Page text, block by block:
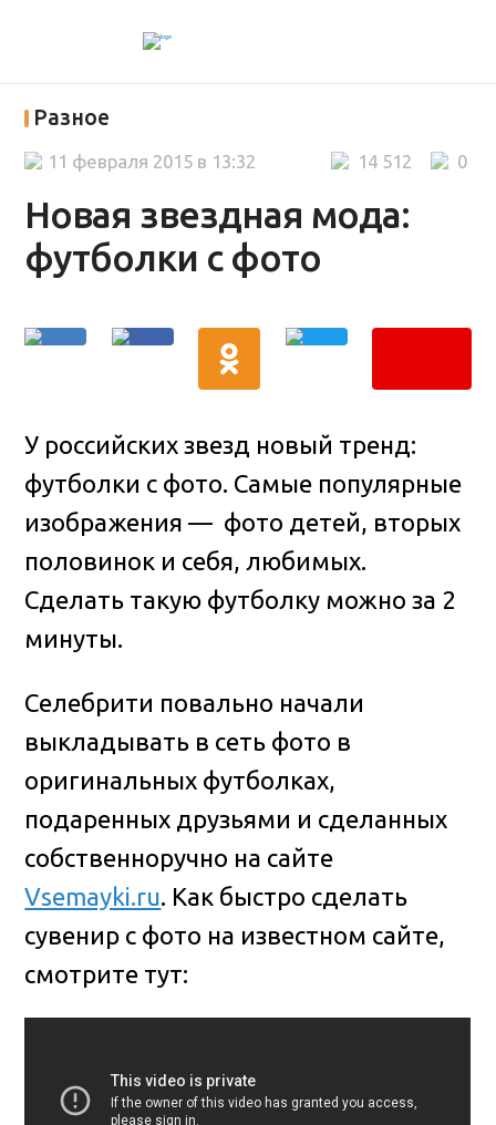
Разное
Новая звездная мода:
футболки с фото
0
14 512
11 февраля 2015 в 13:32
У российских звезд новый тренд:
футболки с фото. Самые популярные
изображения — фото детей, вторых
половинок и себя, любимых.
Сделать такую футболку можно за 2
минуты.
Селебрити повально начали
выкладывать в сеть фото в
оригинальных футболках,
подаренных друзьями и сделанных
собственноручно на сайте
Vsemayki.ru. Как быстро сделать
сувенир с фото на известном сайте,
смотрите тут: